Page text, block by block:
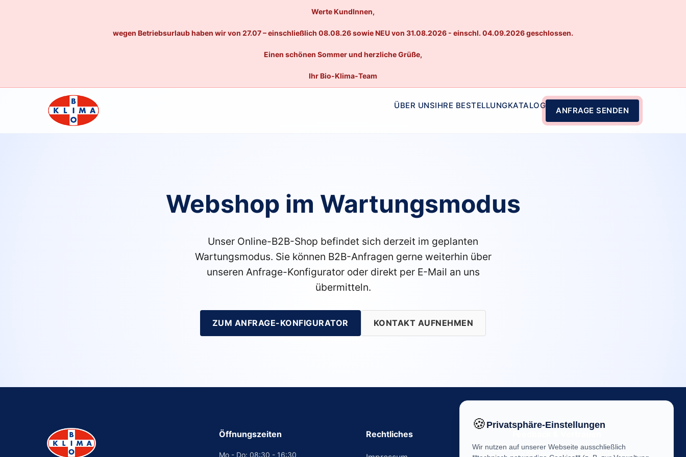
Werte KundInnen,
wegen Betriebsurlaub haben wir von 27.07 – einschließlich 08.08.26 sowie NEU von 31.08.2026 - einschl. 04.09.2026 geschlossen.
Einen schönen Sommer und herzliche Grüße,
Ihr Bio-Klima-Team
ÜBER UNSIHRE BESTELLUNGKATALOG
ANFRAGE SENDEN
Webshop im Wartungsmodus
Unser Online-B2B-Shop befindet sich derzeit im geplanten
Wartungsmodus. Sie können B2B-Anfragen gerne weiterhin über
unseren Anfrage-Konfigurator oder direkt per E-Mail an uns
übermitteln.
ZUM ANFRAGE-KONFIGURATOR KONTAKT AUFNEHMEN
Öffnungszeiten
Mo - Do: 08:30 - 16:30
Rechtliches
Ihre Meinung ist uns wichtig! Helfen
🍪Privatsphäre-Einstellungen
Wir nutzen auf unserer Webseite ausschließlich